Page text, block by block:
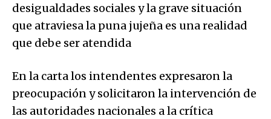
desigualdades sociales y la grave situación
que atraviesa la puna jujeña es una realidad
que debe ser atendida
En la carta los intendentes expresaron la
preocupación y solicitaron la intervención de
las autoridades nacionales a la crítica